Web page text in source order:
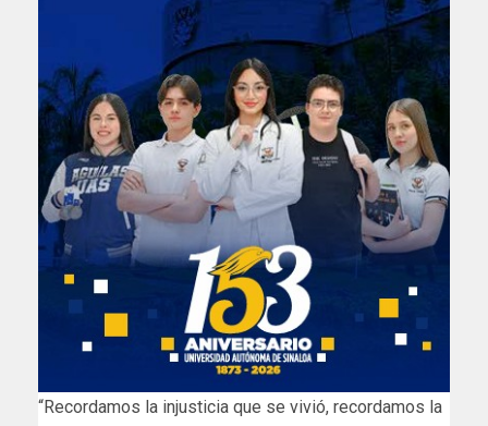
“Recordamos la injusticia que se vivió, recordamos la